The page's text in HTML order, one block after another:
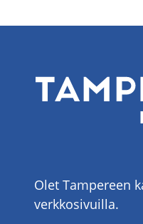
Olet Tampereen
verkkosivuilla.